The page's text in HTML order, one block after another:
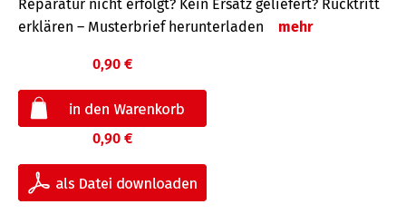
Reparatur nicht erfolgt? Kein Ersatz geliefert? Rücktritt
erklären – Musterbrief herunterladen
mehr
0,90 €
0,90 €